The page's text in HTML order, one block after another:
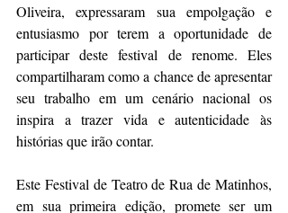
Oliveira, expressaram sua empolgação e
entusiasmo por terem a oportunidade de
participar deste festival de renome. Eles
compartilharam como a chance de apresentar
seu trabalho em um cenário nacional os
inspira a trazer vida e autenticidade às
histórias que irão contar.
Este Festival de Teatro de Rua de Matinhos,
em sua primeira edição, promete ser um